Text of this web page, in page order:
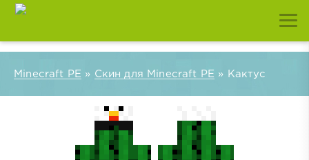
Minecraft PE » Скин для Minecraft PE » Кактус